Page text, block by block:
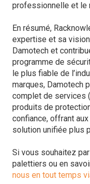
professionnelle et le
En résumé,
expertise et sa
Damotech et
programme de
le plus fiable de
marques, Damotech
complet de services
produits de
confiance, offrant
solution unifiée plus
Si vous souhaitez
palettiers ou en
nous en tout temps